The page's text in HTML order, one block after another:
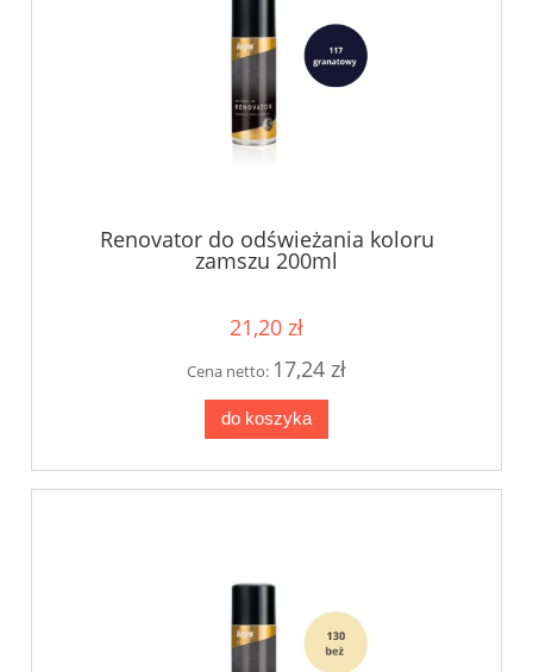
Renovator do odświeżania koloru
zamszu 200ml
21,20 zł
Cena netto: 17,24 zł
do koszyka